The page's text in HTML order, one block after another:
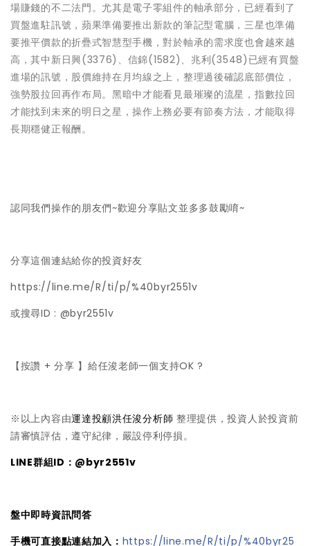
場賺錢的不二法門。尤其是電子零組件的軸承部分，已經看到了
買盤進駐訊號，蘋果準備要推出新款的筆記型電腦，三星也準備
要推平價款的折疊式智慧型手機，對於軸承的需求度也會越來越
高，其中新日興(3376)、信錦(1582)、兆利(3548)已經有買盤
進場的訊號，股價維持在月均線之上，整理過後確認底部價位，
強勢股拉回再作布局。黑暗中才能看見最璀璨的流星，指數拉回
才能找到未來的明日之星，操作上務必要有節奏方法，才能取得
長期穩健正報酬。
認同我們操作的朋友們~歡迎分享貼文並多多鼓勵唷~
分享這個連結給你的投資好友
https://line.me/R/ti/p/%40byr2551v
或搜尋ID : @byr2551v
【按讚 + 分享 】給任浚老師一個支持OK ?
※以上內容由運達投顧洪任浚分析師 整理提供，投資人於投資前
請審慎評估，遵守紀律，嚴設停利停損。
LINE群組ID：@byr2551v
盤中即時資訊問答
手機可直接點連結加入： https://line.me/R/ti/p/%40byr25